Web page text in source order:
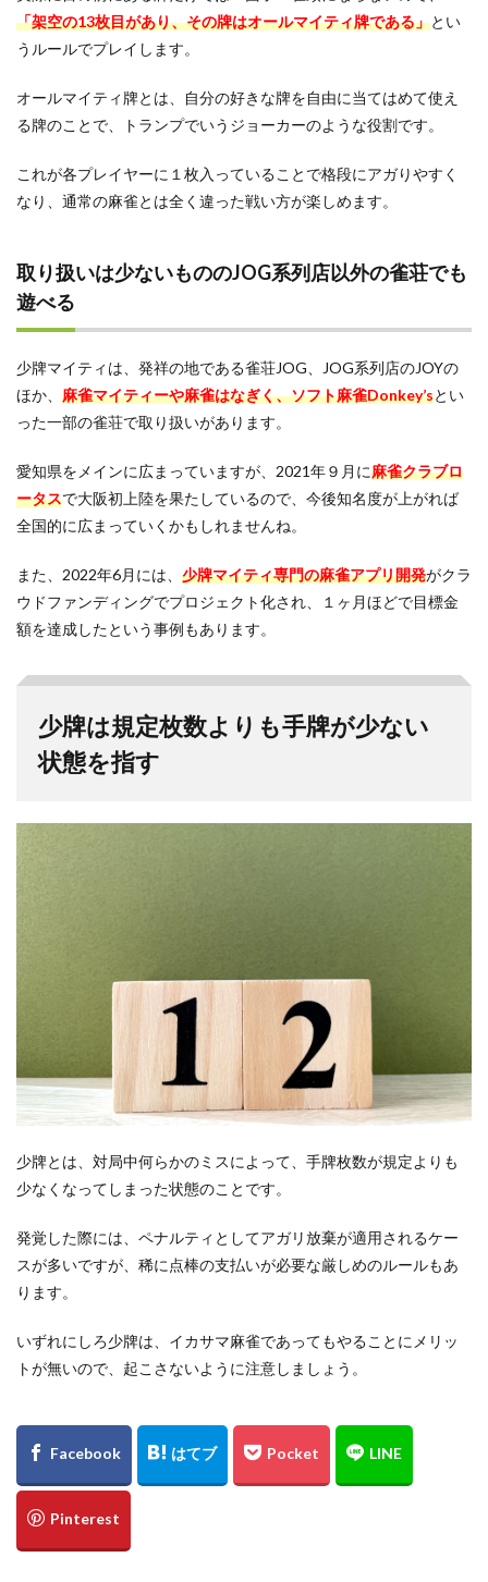
「架空の13枚目があり、その牌はオールマイティ牌である」とい
うルールでプレイします。
オールマイティ牌とは、自分の好きな牌を自由に当てはめて使え
る牌のことで、トランプでいうジョーカーのような役割です。
これが各プレイヤーに１枚入っていることで格段にアガりやすく
なり、通常の麻雀とは全く違った戦い方が楽しめます。
取り扱いは少ないもののJOG系列店以外の雀荘でも
遊べる
少牌マイティは、発祥の地である雀荘JOG、JOG系列店のJOYの
ほか、 麻雀マイティーや麻雀はなぎく、ソフト麻雀Donkey’sとい
った一部の雀荘で取り扱いがあります。
愛知県をメインに広まっていますが、2021年９月に麻雀クラブロ
ータスで大阪初上陸を果たしているので、今後知名度が上がれば
全国的に広まっていくかもしれませんね。
また、2022年6月には、 少牌マイティ専門の麻雀アプリ開発がクラ
ウドファンディングでプロジェクト化され、１ヶ月ほどで目標金
額を達成したという事例もあります。
少牌は規定枚数よりも手牌が少ない
状態を指す
少牌とは、対局中何らかのミスによって、手牌枚数が規定よりも
少なくなってしまった状態のことです。
発覚した際には、ペナルティとしてアガリ放棄が適用されるケー
スが多いですが、稀に点棒の支払いが必要な厳しめのルールもあ
ります。
いずれにしろ少牌は、イカサマ麻雀であってもやることにメリッ
トが無いので、起こさないように注意しましょう。